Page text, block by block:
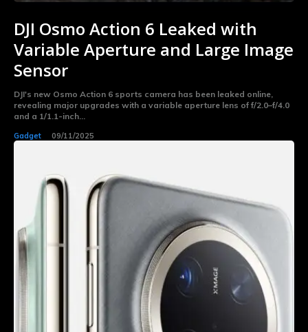
DJI Osmo Action 6 Leaked with
Variable Aperture and Large Image
Sensor
DJI's new Osmo Action 6 sports camera has been leaked online,
revealing major upgrades with a variable aperture lens of f/2.0–f/4.0
and a 1/1.1-inch...
Gadget 09/11/2025